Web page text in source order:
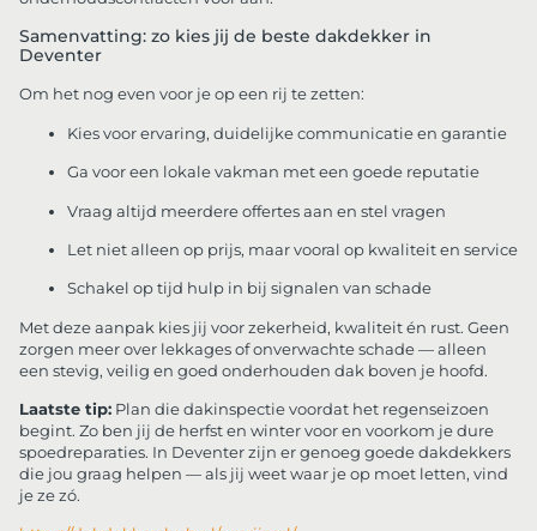
Samenvatting: zo kies jij de beste dakdekker in
Deventer
Om het nog even voor je op een rij te zetten:
Kies voor ervaring, duidelijke communicatie en garantie
Ga voor een lokale vakman met een goede reputatie
Vraag altijd meerdere offertes aan en stel vragen
Let niet alleen op prijs, maar vooral op kwaliteit en service
Schakel op tijd hulp in bij signalen van schade
Met deze aanpak kies jij voor zekerheid, kwaliteit én rust. Geen
zorgen meer over lekkages of onverwachte schade — alleen
een stevig, veilig en goed onderhouden dak boven je hoofd.
Laatste tip: Plan die dakinspectie voordat het regenseizoen
begint. Zo ben jij de herfst en winter voor en voorkom je dure
spoedreparaties. In Deventer zijn er genoeg goede dakdekkers
die jou graag helpen — als jij weet waar je op moet letten, vind
je ze zó.